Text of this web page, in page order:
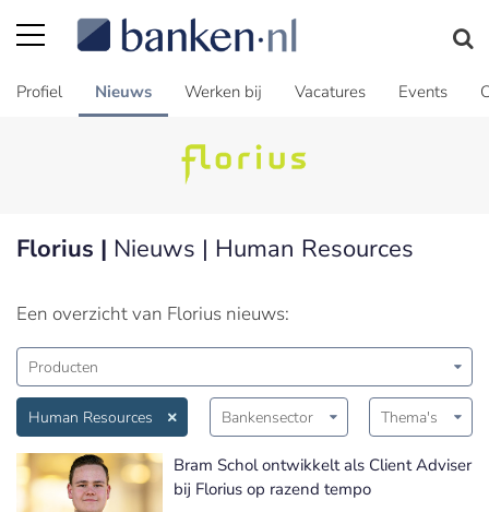
Profiel Nieuws Werken bij Vacatures Events
Florius | Nieuws | Human Resources
Een overzicht van Florius nieuws:
Producten
Human Resources Bankensector Thema's
Bram Schol ontwikkelt als Client Adviser
bij Florius op razend tempo